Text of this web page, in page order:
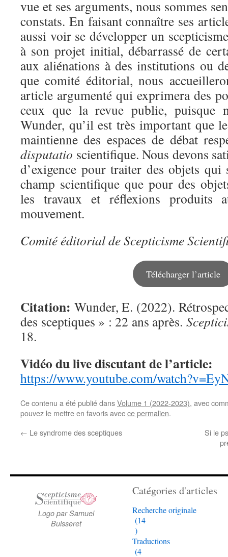
vue et ses arguments, nous sommes
constats. En faisant connaître ses
aussi voir se développer un
à son projet initial, débarrassé de
aux aliénations à des institutions ou
que comité éditorial, nous
article argumenté qui exprimera des
ceux que la revue publie, puisque
Wunder, qu’il est très important que
maintienne des espaces de débat
disputatio scientifique. Nous devons
d’exigence pour traiter des objets qui
champ scientifique que pour des
les travaux et réflexions produits
mouvement.
Comité éditorial de Scepticisme
Télécharger l’article
Citation: Wunder, E. (2022).
des sceptiques » : 22 ans après.
18.
Vidéo du live discutant de l’article:
https://www.youtube.com/
Ce contenu a été publié dansVolume 1 (2022-2023), avec
pouvez le mettre en favoris avecce permalien.
← Le syndrome des sceptiques
Si le
Logo par Samuel
Buisseret
Catégories d'articles
Recherche originale
(14
)
Traductions
(4